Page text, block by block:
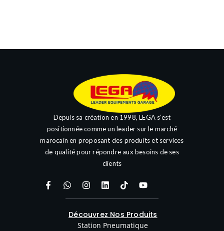
Depuis sa création en 1998, LEGA s’est
positionnée comme un leader sur le marché
marocain en proposant des produits et services
de qualité pour répondre aux besoins de ses
clients
Découvrez Nos Produits
Station Pneumatique